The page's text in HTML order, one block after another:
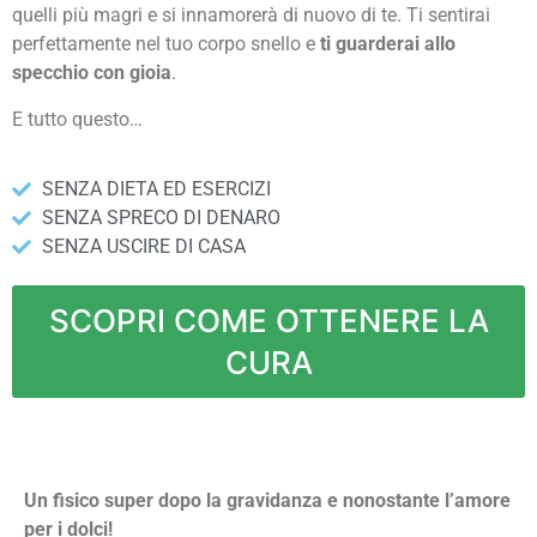
quelli più magri e si innamorerà di nuovo di te. Ti sentirai
perfettamente nel tuo corpo snello e ti guarderai allo
specchio con gioia.
E tutto questo…
SENZA DIETA ED ESERCIZI
SENZA SPRECO DI DENARO
SENZA USCIRE DI CASA
SCOPRI COME OTTENERE LA
CURA
Un fisico super dopo la gravidanza e nonostante l’amore
per i dolci!